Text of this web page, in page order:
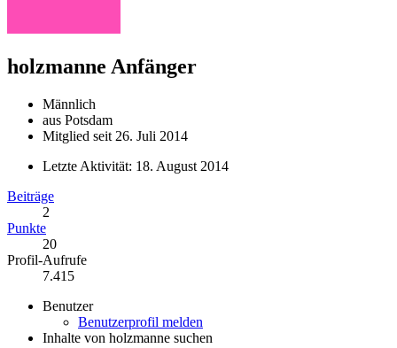
holzmanne Anfänger
Männlich
aus Potsdam
Mitglied seit 26. Juli 2014
Letzte Aktivität: 18. August 2014
Beiträge
2
Punkte
20
Profil-Aufrufe
7.415
Benutzer
Benutzerprofil melden
Inhalte von holzmanne suchen